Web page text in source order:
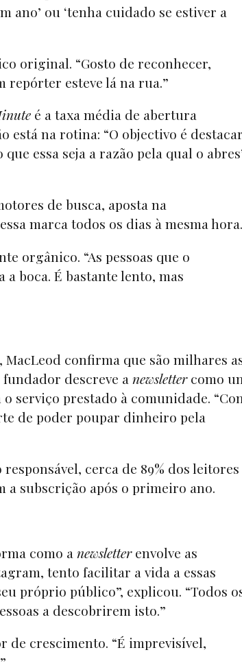
ano’ ou ‘tenha cuidado se estiver a
original. “Gosto de reconhecer,
repórter esteve lá na rua.”
é a taxa média de abertura
está na rotina: “O objectivo é
essa seja a razão pela qual o
de busca, aposta na
marca todos os dias à mesma
orgânico. “As pessoas que o
boca. É bastante lento, mas
confirma que são milhares
descreve a newslettercomo
serviço prestado à comunidade.
de poder poupar dinheiro pela
cerca de 89% dos leitores
a subscrição após o primeiro ano.
como a newsletterenvolve as
tento facilitar a vida a essas
próprio público”, explicou. “Todos
a descobrirem isto.”
de crescimento. “É imprevisível,